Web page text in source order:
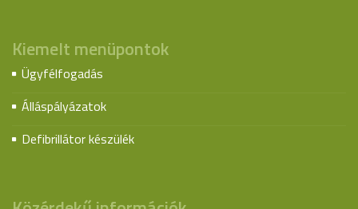
Kiemelt menüpontok
Ügyfélfogadás
Álláspályázatok
Defibrillátor készülék